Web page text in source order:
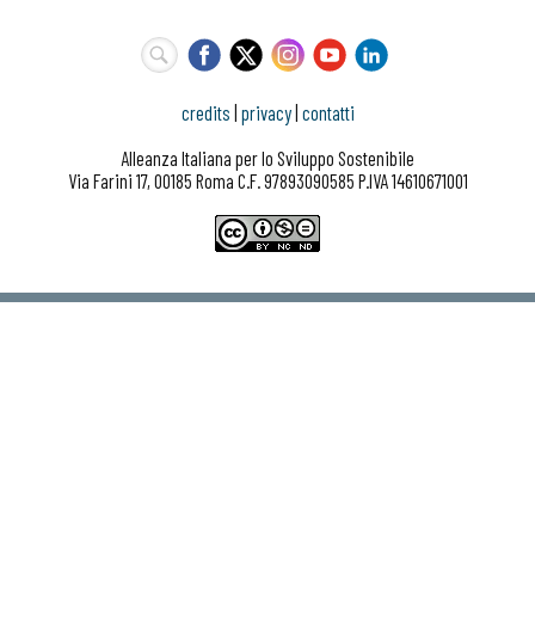
credits privacy| contatti
Alleanza Italiana per lo Sviluppo Sostenibile
Via Farini 17, 00185 Roma C.F. 97893090585 P.IVA 14610671001